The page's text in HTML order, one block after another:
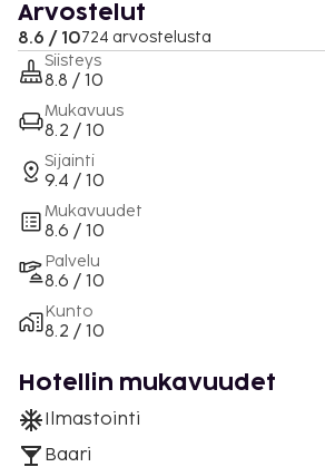
Arvostelut
8.6 / 10724 arvostelusta
Siisteys
8.8 / 10
Mukavuus
8.2 / 10
Sijainti
9.4 / 10
Mukavuudet
8.6 / 10
Palvelu
8.6 / 10
Kunto
8.2 / 10
Hotellin mukavuudet
Ilmastointi
Baari